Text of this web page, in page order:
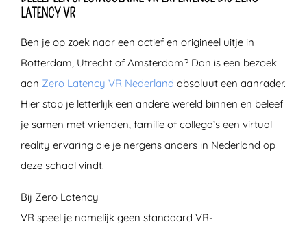
LATENCY VR
Ben je op zoek naar een actief en origineel uitje in
Rotterdam, Utrecht of Amsterdam? Dan is een bezoek
aan Zero Latency VR Nederland absoluut een aanrader.
Hier stap je letterlijk een andere wereld binnen en beleef
je samen met vrienden, familie of collega’s een virtual
reality ervaring die je nergens anders in Nederland op
deze schaal vindt.
Bij Zero Latency
VR speel je namelijk geen standaard VR-